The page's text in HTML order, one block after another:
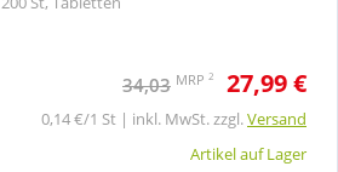
34,03 MRP 2 27,99 €
0,14 €/1 St | inkl. MwSt. zzgl.Versand
Artikel auf Lager